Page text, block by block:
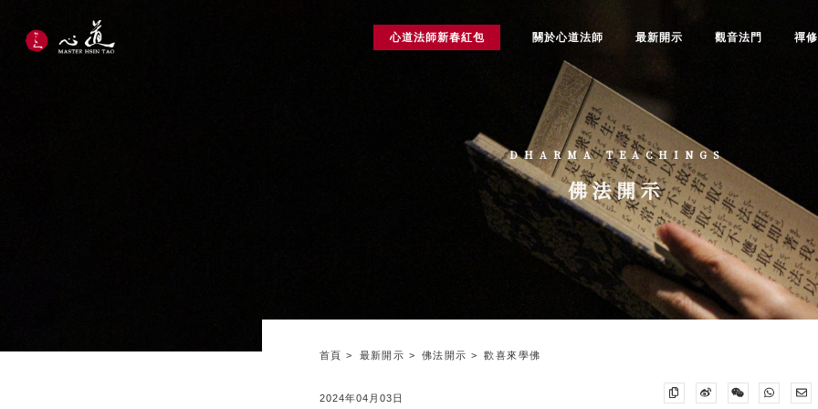
DHARMA TEACHINGS
佛法開示
首頁 最新開示 佛法開示 歡喜來學佛
2024年04月03日
心道法師新春紅包 關於心道法師 最新開示 觀音法門 禪修